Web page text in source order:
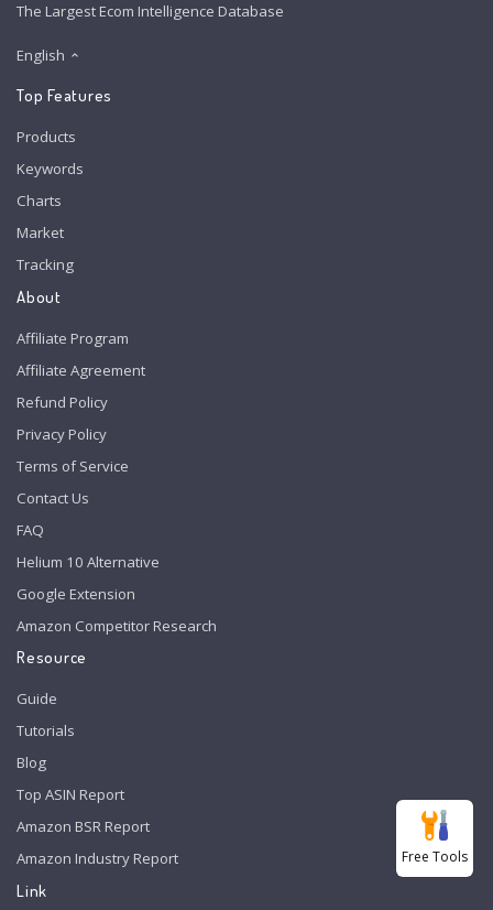
The Largest Ecom Intelligence Database
English
Top Features
Products
Keywords
Charts
Market
Tracking
About
Affiliate Program
Affiliate Agreement
Refund Policy
Privacy Policy
Terms of Service
Contact Us
FAQ
Helium 10 Alternative
Google Extension
Amazon Competitor Research
Resource
Guide
Tutorials
Blog
Top ASIN Report
Amazon BSR Report
Amazon Industry Report
Link
Free Tools